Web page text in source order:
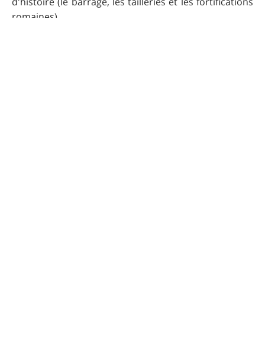
romaines).